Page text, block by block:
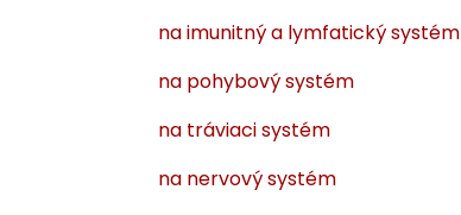
na imunitný a lymfatický systém
na pohybový systém
na tráviaci systém
na nervový systém